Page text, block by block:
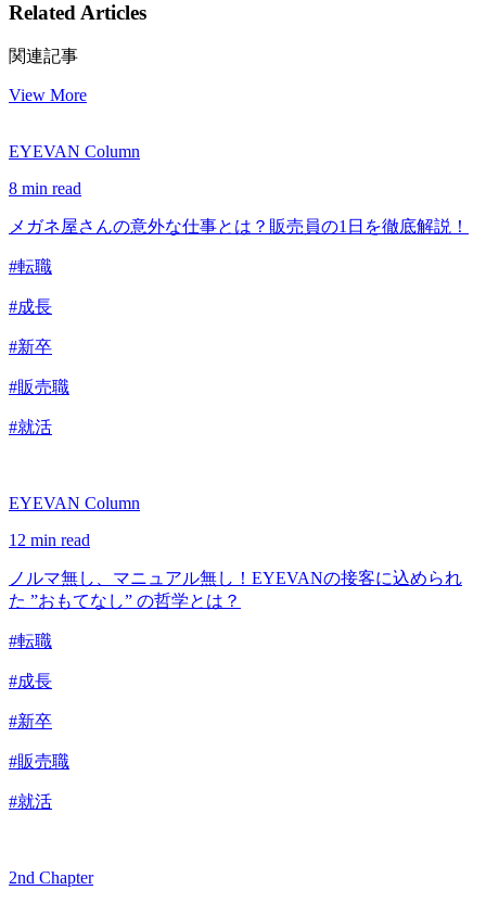
Related Articles
関連記事
View More
EYEVAN Column
8 min read
メガネ屋さんの意外な仕事とは？販売員の1日を徹底解説！
#転職
#成長
#新卒
#販売職
#就活
EYEVAN Column
12 min read
ノルマ無し、マニュアル無し！EYEVANの接客に込められ
た ”おもてなし” の哲学とは？
#転職
#成長
#新卒
#販売職
#就活
2nd Chapter